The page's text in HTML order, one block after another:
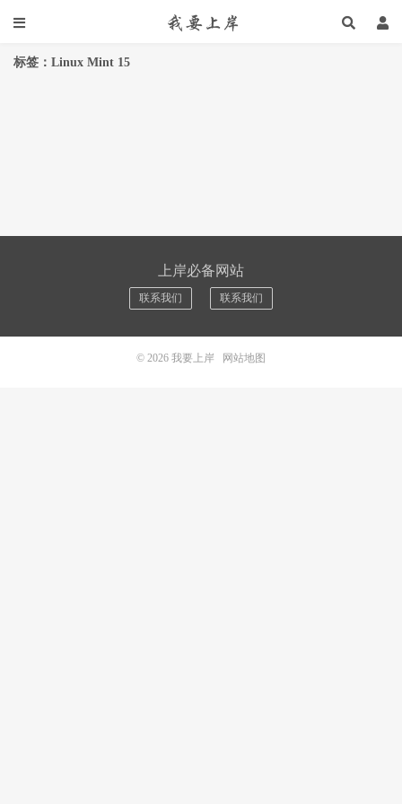
标签：Linux Mint 15
上岸必备网站
联系我们 联系我们
© 2026 我要上岸 网站地图